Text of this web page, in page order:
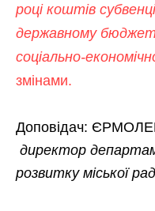
році коштів
державному
соціально-
змінами.
Доповідач:
директор
розвитку міської